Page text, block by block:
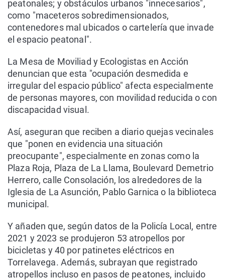
peatonales; y obstáculos urbanos "innecesarios",
como "maceteros sobredimensionados,
contenedores mal ubicados o cartelería que invade
el espacio peatonal".
La Mesa de Moviliad y Ecologistas en Acción
denuncian que esta "ocupación desmedida e
irregular del espacio público" afecta especialmente
de personas mayores, con movilidad reducida o con
discapacidad visual.
Así, aseguran que reciben a diario quejas vecinales
que "ponen en evidencia una situación
preocupante", especialmente en zonas como la
Plaza Roja, Plaza de La Llama, Boulevard Demetrio
Herrero, calle Consolación, los alrededores de la
Iglesia de La Asunción, Pablo Garnica o la biblioteca
municipal.
Y añaden que, según datos de la Policía Local, entre
2021 y 2023 se produjeron 53 atropellos por
bicicletas y 40 por patinetes eléctricos en
Torrelavega. Además, subrayan que registrado
atropellos incluso en pasos de peatones, incluido